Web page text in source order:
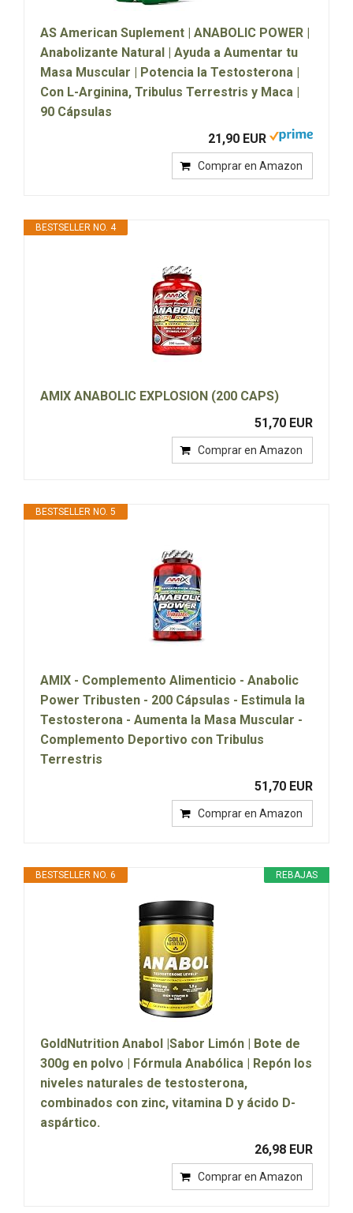
AS American Suplement | ANABOLIC POWER |
Anabolizante Natural | Ayuda a Aumentar tu
Masa Muscular | Potencia la Testosterona |
Con L-Arginina, Tribulus Terrestris y Maca |
90 Cápsulas
21,90 EUR
Comprar en Amazon
BESTSELLER NO. 4
AMIX ANABOLIC EXPLOSION (200 CAPS)
51,70 EUR
Comprar en Amazon
BESTSELLER NO. 5
AMIX - Complemento Alimenticio - Anabolic
Power Tribusten - 200 Cápsulas - Estimula la
Testosterona - Aumenta la Masa Muscular -
Complemento Deportivo con Tribulus
Terrestris
51,70 EUR
Comprar en Amazon
REBAJAS
BESTSELLER NO. 6
GoldNutrition Anabol |Sabor Limón | Bote de
300g en polvo | Fórmula Anabólica | Repón los
niveles naturales de testosterona,
combinados con zinc, vitamina D y ácido D-
aspártico.
26,98 EUR
Comprar en Amazon